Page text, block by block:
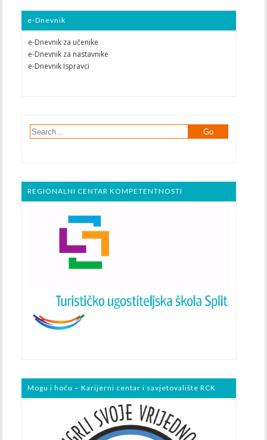
e-Dnevnik
e-Dnevnik za učenike
e-Dnevnik za nastavnike
e-Dnevnik Ispravci
REGIONALNI CENTAR KOMPETENTNOSTI
Mogu i hoću – Karijerni centar i savjetovalište RCK